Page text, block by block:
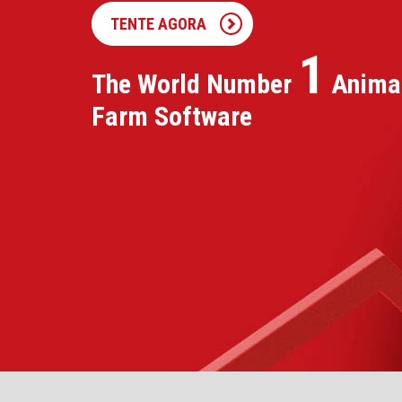
TENTE AGORA
The World Number 1
Farm Software